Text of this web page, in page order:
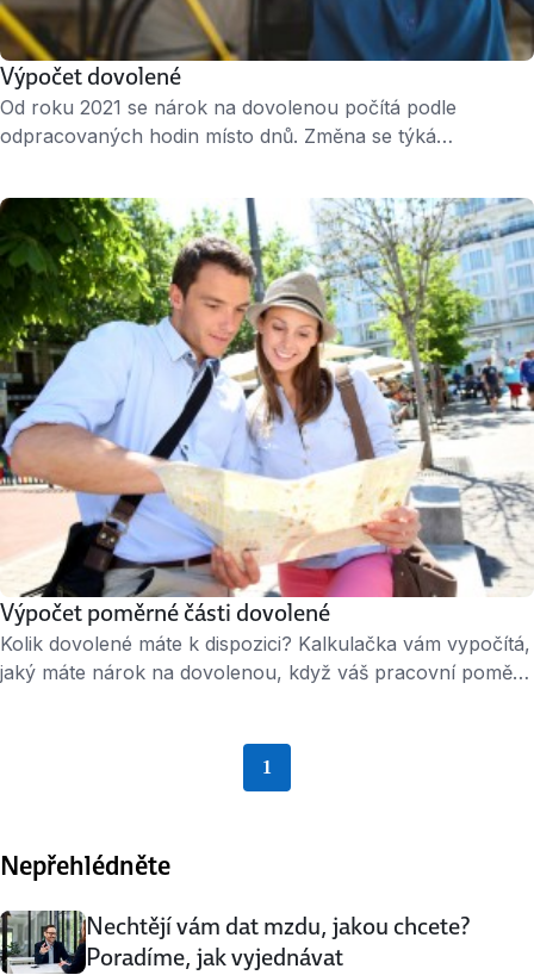
Výpočet dovolené
Od roku 2021 se nárok na dovolenou počítá podle
odpracovaných hodin místo dnů. Změna se týká
kteří nemají pracovní den pokaždé stejně dlouhý,
například při práci na směny. Zaměstnanci o nic nepřijdou,
když si vezmou dovolenou zrovna v den, kdy měli
pracovat méně a naopak ani nezískají víc dovolené, …
Výpočet poměrné části dovolené
Kolik dovolené máte k dispozici? Kalkulačka vám vypočítá,
jaký máte nárok na dovolenou, když váš pracovní poměr
alespoň 60 dnů. Kalkulačka je dostupná na webu
Go to Page {{
1
Nepřehlédněte
Nechtějí vám dat mzdu, jakou chcete?
Poradíme, jak vyjednávat